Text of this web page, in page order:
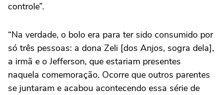
controle”.
“Na verdade, o bolo era para ter sido consumido por
só três pessoas: a dona Zeli [dos Anjos, sogra dela],
a irmã e o Jefferson, que estariam presentes
naquela comemoração. Ocorre que outros parentes
se juntaram e acabou acontecendo essa série de